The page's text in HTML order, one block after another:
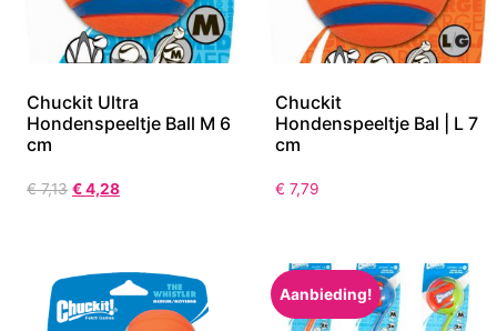
Chuckit Ultra
Hondenspeeltje Ball M 6
cm
€7,13 €4,28
Chuckit
Hondenspeeltje Bal | L 7
cm
€ 7,79
Aanbieding!